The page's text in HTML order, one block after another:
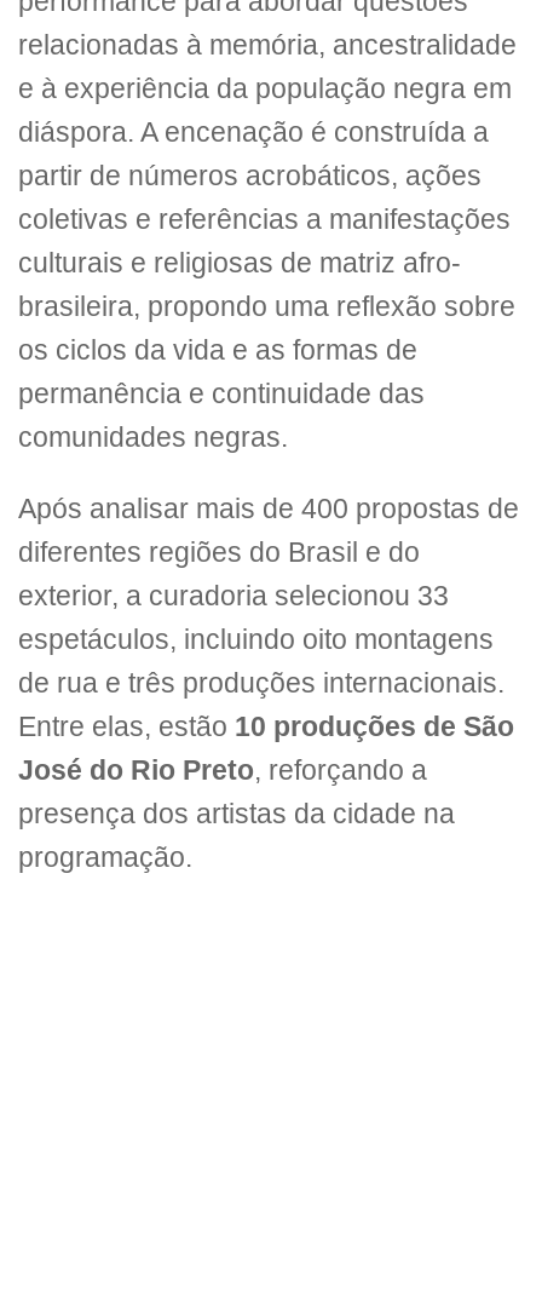
relacionadas à memória, ancestralidade
e à experiência da população negra em
diáspora. A encenação é construída a
partir de números acrobáticos, ações
coletivas e referências a manifestações
culturais e religiosas de matriz afro-
brasileira, propondo uma reflexão sobre
os ciclos da vida e as formas de
permanência e continuidade das
comunidades negras.
Após analisar mais de 400 propostas de
diferentes regiões do Brasil e do
exterior, a curadoria selecionou 33
espetáculos, incluindo oito montagens
de rua e três produções internacionais.
Entre elas, estão 10 produções de São
José do Rio Preto, reforçando a
presença dos artistas da cidade na
programação.